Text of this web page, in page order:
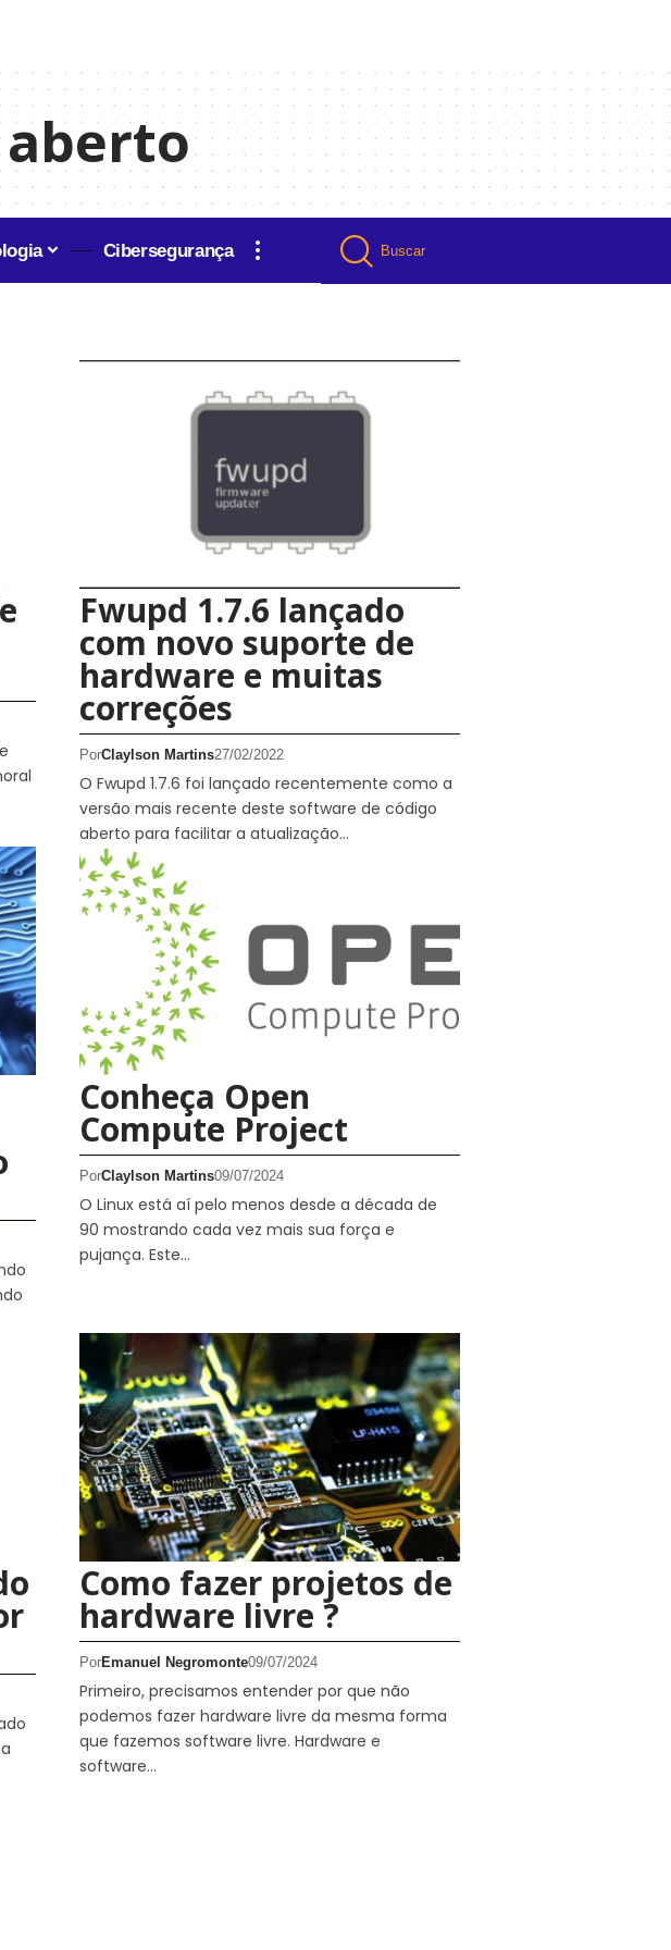
Cibersegurança Buscar
Fwupd 1.7.6 lançado
com novo suporte de
hardware e muitas
correções
PorClaylson Martins27/02/2022
O Fwupd 1.7.6 foi lançado recentemente como a
versão mais recente deste software de código
aberto para facilitar a atualização…
Conheça Open
Compute Project
PorClaylson Martins09/07/2024
O Linux está aí pelo menos desde a década de
90 mostrando cada vez mais sua força e
pujança. Este…
Como fazer projetos de
hardware livre ?
PorEmanuel Negromonte09/07/2024
Primeiro, precisamos entender por que não
podemos fazer hardware livre da mesma forma
que fazemos software livre. Hardware e
software…